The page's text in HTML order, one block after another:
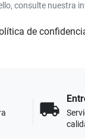
consulte nuestra
de
local_shipping